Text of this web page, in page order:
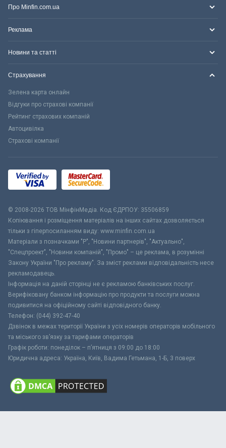
Про Minfin.com.ua
Реклама
Новини та статті
Страхування
Зелена карта онлайн
Відгуки про страхові компанії
Рейтинг страхових компаній
Автоцивілка
Страхові компанії
© 2008-2026 ТОВ МiнфiнМедiа. Код ЄДРПОУ: 35506859
Копіювання і розміщення матеріалів на інших сайтах дозволяється
тільки з гіперпосиланням виду: www.minfin.com.ua
Матеріали з позначками "Р", "Новини партнерів", "Актуально",
"Спецпроект", "Новини компаній", "Промо" – це реклама, в розумінні
Закону України "Про рекламу". За зміст реклами відповідальність несе
рекламодавець.
Інформація на даній сторінці не є рекламою банківських послуг.
Верифіковану банком інформацію про продукти та послуги можна
подивитися на офіційному сайті відповідного банку.
Телефон: (044) 392-47-40
Дзвінок в межах території України з усіх номерів операторів мобільного
та міського зв’язку за тарифами операторів
Графік роботи: понеділок – п’ятниця з 09:00 до 18:00
Юридична адреса: Україна, Київ, Вадима Гетьмана, 1-Б, 3 поверх